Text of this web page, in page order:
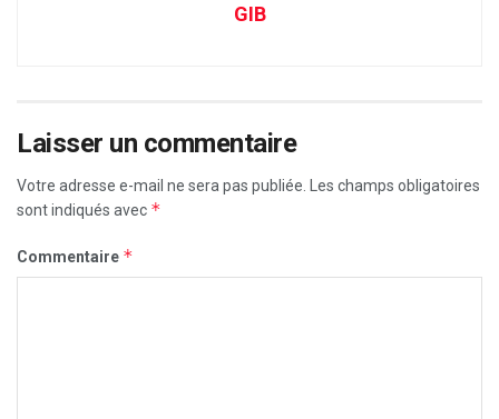
GIB
Laisser un commentaire
Votre adresse e-mail ne sera pas publiée.
Les champs obligatoires
sont indiqués avec *
Commentaire *